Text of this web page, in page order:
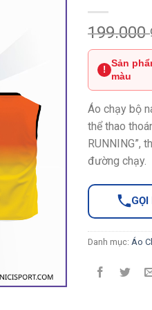
199.000
!
Sản
màu
Áo chạy bộ
thể thao
RUNNING”,
đường chạy.
Danh mục: Áo